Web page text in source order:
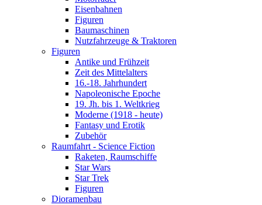
Eisenbahnen
Figuren
Baumaschinen
Nutzfahrzeuge & Traktoren
Figuren
Antike und Frühzeit
Zeit des Mittelalters
16.-18. Jahrhundert
Napoleonische Epoche
19. Jh. bis 1. Weltkrieg
Moderne (1918 - heute)
Fantasy und Erotik
Zubehör
Raumfahrt - Science Fiction
Raketen, Raumschiffe
Star Wars
Star Trek
Figuren
Dioramenbau